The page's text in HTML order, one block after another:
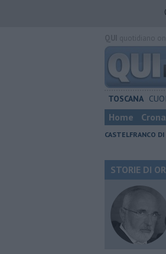
TOSCANA
Home
CASTELFRANCO
STORIE DI